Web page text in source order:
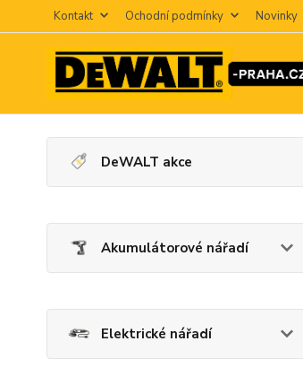
Kontakt Ochodní podmínky Novinky
DeWALT akce
Akumulátorové nářadí
Elektrické nářadí